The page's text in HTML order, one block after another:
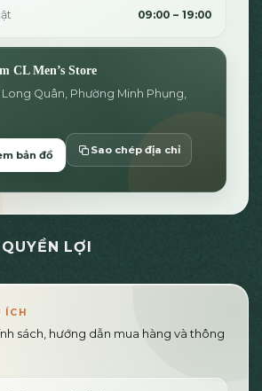
09:00 – 19:00
CL Men’s Store
Long Quân, Phường Minh Phụng,
bản đồ Sao chép địa chỉ
LỢI
ÍCH
sách, hướng dẫn mua hàng và thông